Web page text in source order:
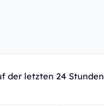
der letzten 24 Stunden